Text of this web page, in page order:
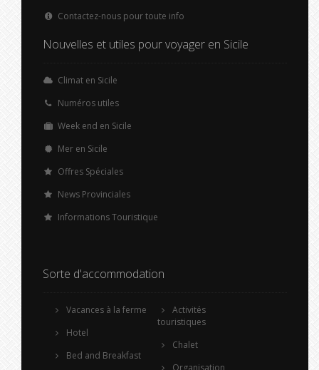
Contactez-nous pour toute info
Nouvelles et utiles pour voyager en Sicile
Climat en Sicile
Numéros utiles
Week end en Sicile
Mer en Sicile
Offres Spéciales
News Provinciales
Informations Touristique
Sorte d'accommodation
Vacances à la ferme
Hotel
Bed and Breakfast
Activités
touristiques
Chalet
Organisation